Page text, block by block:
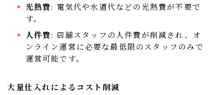
光熱費: 電気代や水道代などの光熱費が不要で
す。
人件費: 店舗スタッフの人件費が削減され、オ
ンライン運営に必要な最低限のスタッフのみで
運営可能です。
大量仕入れによるコスト削減